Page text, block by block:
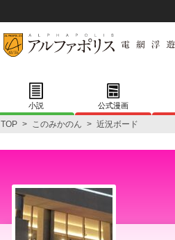
小説 公式漫画
TOP > このみかのん > 近況ボード